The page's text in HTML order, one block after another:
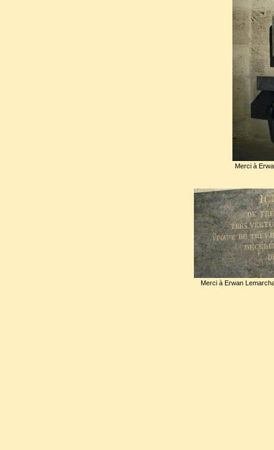
Merci à
Merci à Erwan
Malgré la distance établit
sensible aux valeurs de sa
sur son règne. Elle
liaison avec la Du Barry,
discrédit sur sa fin de
peuple, Marie resta la bonne
Marie Leszcynska fut
Le peuple, dont elle avait
immense allée de flambeaux